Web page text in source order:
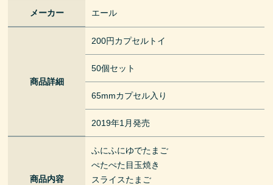
メーカー エール
商品詳細
200円カプセルトイ
50個セット
65mmカプセル入り
2019年1月発売
商品内容
ふにふにゆでたまご
ぺたぺた目玉焼き
スライスたまご